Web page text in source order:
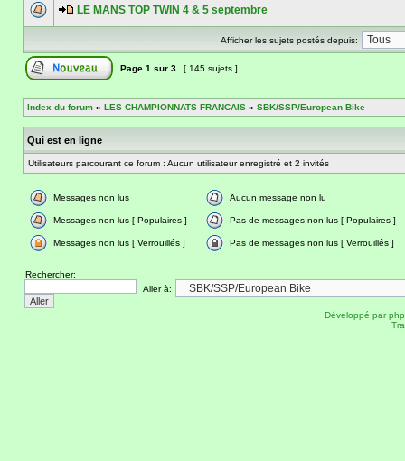
LE MANS TOP TWIN 4 & 5 septembre
Afficher les sujets postés depuis:
Page 1 sur 3 [ 145 sujets ]
Index du forum » LES CHAMPIONNATS FRANCAIS » SBK/SSP/European Bike
Qui est en ligne
Utilisateurs parcourant ce forum : Aucun utilisateur enregistré et 2 invités
Messages non lus Aucun message non lu
Messages non lus [ Populaires ] Pas de messages non lus [ Populaires ]
Messages non lus [ Verrouillés ] Pas de messages non lus [ Verrouillés ]
Rechercher:
Aller à:
Développé par